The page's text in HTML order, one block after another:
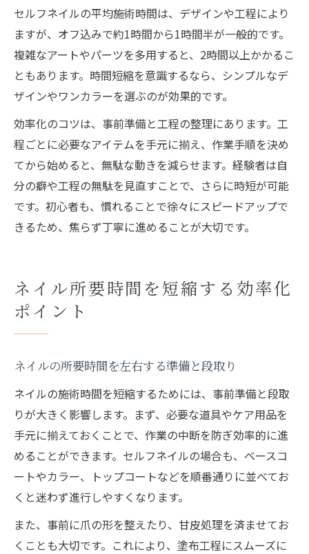
セルフネイルの平均施術時間は、デザインや工程により
ますが、オフ込みで約1時間から1時間半が一般的です。
複雑なアートやパーツを多用すると、2時間以上かかるこ
ともあります。時間短縮を意識するなら、シンプルなデ
ザインやワンカラーを選ぶのが効果的です。
効率化のコツは、事前準備と工程の整理にあります。工
程ごとに必要なアイテムを手元に揃え、作業手順を決め
てから始めると、無駄な動きを減らせます。経験者は自
分の癖や工程の無駄を見直すことで、さらに時短が可能
です。初心者も、慣れることで徐々にスピードアップで
きるため、焦らず丁寧に進めることが大切です。
ネイル所要時間を短縮する効率化
ポイント
ネイルの所要時間を左右する準備と段取り
ネイルの施術時間を短縮するためには、事前準備と段取
りが大きく影響します。まず、必要な道具やケア用品を
手元に揃えておくことで、作業の中断を防ぎ効率的に進
めることができます。セルフネイルの場合も、ベースコ
ートやカラー、トップコートなどを順番通りに並べてお
くと迷わず進行しやすくなります。
また、事前に爪の形を整えたり、甘皮処理を済ませてお
くことも大切です。これにより、塗布工程にスムーズに